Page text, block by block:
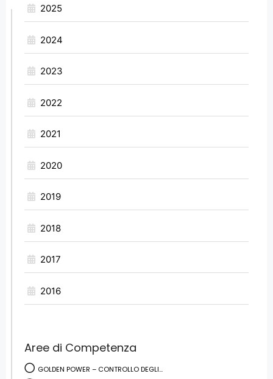
2025
2024
2023
2022
2021
2020
2019
2018
2017
2016
Aree di Competenza
GOLDEN POWER – CONTROLLO DEGLI...